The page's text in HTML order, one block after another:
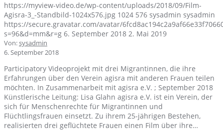
https://myview-video.de/wp-content/uploads/2018/09/Film-
Agisra-3_-Standbild-1024x576.jpg 1024 576 sysadmin sysadmin
https://secure.gravatar.com/avatar/
s=96&d=mm&r=g 6. September 2018 2. Mai 2019
Von:sysadmin
6. September 2018
Participatory Videoprojekt mit drei Migrantinnen, die ihre
Erfahrungen über den Verein agisra mit anderen Frauen teilen
möchten. In Zusammenarbeit mit agisra e.V. ; September 2018
Künstlerische Leitung: Lisa Glahn agisra e.V. ist ein Verein, der
sich für Menschenrechte für Migrantinnen und
Flüchtlingsfrauen einsetzt. Zu ihrem 25-jährigen Bestehen,
realisierten drei geflüchtete Frauen einen Film über ihre…